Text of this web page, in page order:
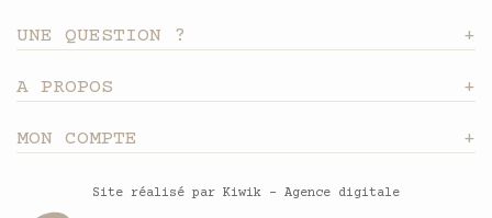
UNE QUESTION ?
A PROPOS
MON COMPTE
Site réalisé par Kiwik - Agence digitale